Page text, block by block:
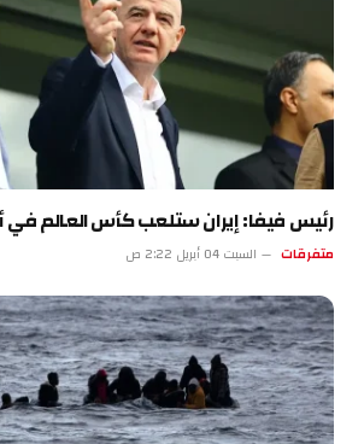
رئيس فيفا: إيران ستلعب كأس العالم في
متفرقات السبت 04 أبريل 2:22 ص